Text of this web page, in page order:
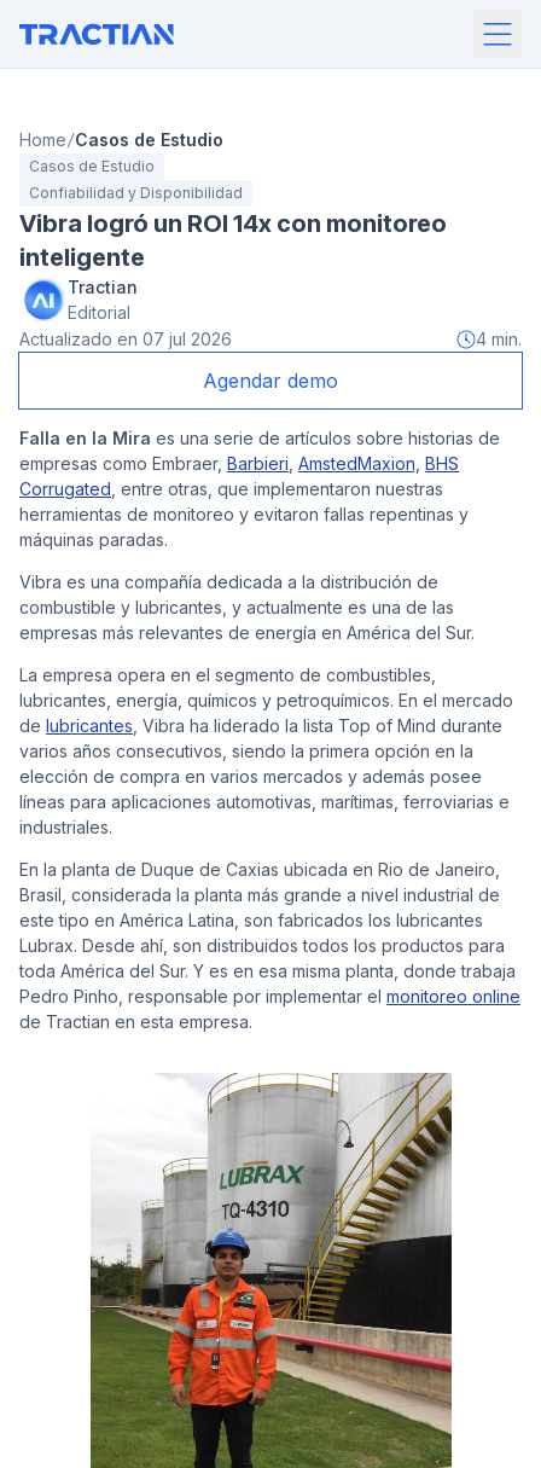
Home Casos de Estudio
Casos de Estudio
Confiabilidad y Disponibilidad
Vibra logró un ROI 14x con monitoreo
inteligente
Tractian
Editorial
Actualizado en 07 jul 2026 4 min.
Agendar demo
Falla en la Mira es una serie de artículos sobre historias de
empresas como Embraer, Barbieri AmstedMaxion, BHS
Corrugated , entre otras, que implementaron nuestras
herramientas de monitoreo y evitaron fallas repentinas y
máquinas paradas.
Vibra es una compañía dedicada a la distribución de
combustible y lubricantes, y actualmente es una de las
empresas más relevantes de energía en América del Sur.
La empresa opera en el segmento de combustibles,
lubricantes, energía, químicos y petroquímicos. En el mercado
de lubricantes , Vibra ha liderado la lista Top of Mind durante
varios años consecutivos, siendo la primera opción en la
elección de compra en varios mercados y además posee
líneas para aplicaciones automotivas, marítimas, ferroviarias e
industriales.
En la planta de Duque de Caxias ubicada en Rio de Janeiro,
Brasil, considerada la planta más grande a nivel industrial de
este tipo en América Latina, son fabricados los lubricantes
Lubrax. Desde ahí, son distribuidos todos los productos para
toda América del Sur. Y es en esa misma planta, donde trabaja
Pedro Pinho, responsable por implementar el monitoreo online
de Tractian en esta empresa.